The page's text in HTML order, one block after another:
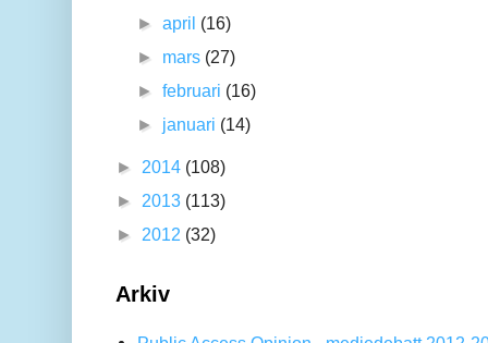
►april (16)
► mars (27)
►februari (16)
► januari (14)
► 2014 (108)
► 2013 (113)
► 2012 (32)
Arkiv